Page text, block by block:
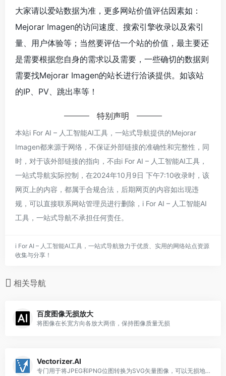
大家请以爱站数据为准，更多网站价值评估因素如：
Mejorar Imagen的访问速度、搜索引擎收录以及索引
量、用户体验等；当然要评估一个站的价值，最主要还
是需要根据您自身的需求以及需要，一些确切的数据则
需要找Mejorar Imagen的站长进行洽谈提供。如该站
的IP、PV、跳出率等！
特别声明
本站i For AI – 人工智能AI工具，一站式导航提供的Mejorar
Imagen都来源于网络，不保证外部链接的准确性和完整性，同
时，对于该外部链接的指向，不由i For AI – 人工智能AI工具，
一站式导航实际控制，在2024年10月9日 下午7:10收录时，该
网页上的内容，都属于合规合法，后期网页的内容如出现违
规，可以直接联系网站管理员进行删除，i For AI – 人工智能AI
工具，一站式导航不承担任何责任。
i For AI – 人工智能AI工具，一站式导航致力于优质、实用的网络站点资源
收集与分享！
相关导航
百度图像无损放大
将图像在长宽方向各放大两倍，保持图像质量无损
Vectorizer.AI
专门用于将JPEG和PNG位图转换为SVG矢量图像，可以无损地缩放到任何分辨率